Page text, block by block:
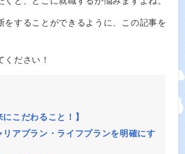
をすることができるように、この記事を
ください！
にこだわること！】
リアプラン・ライフプランを明確にす